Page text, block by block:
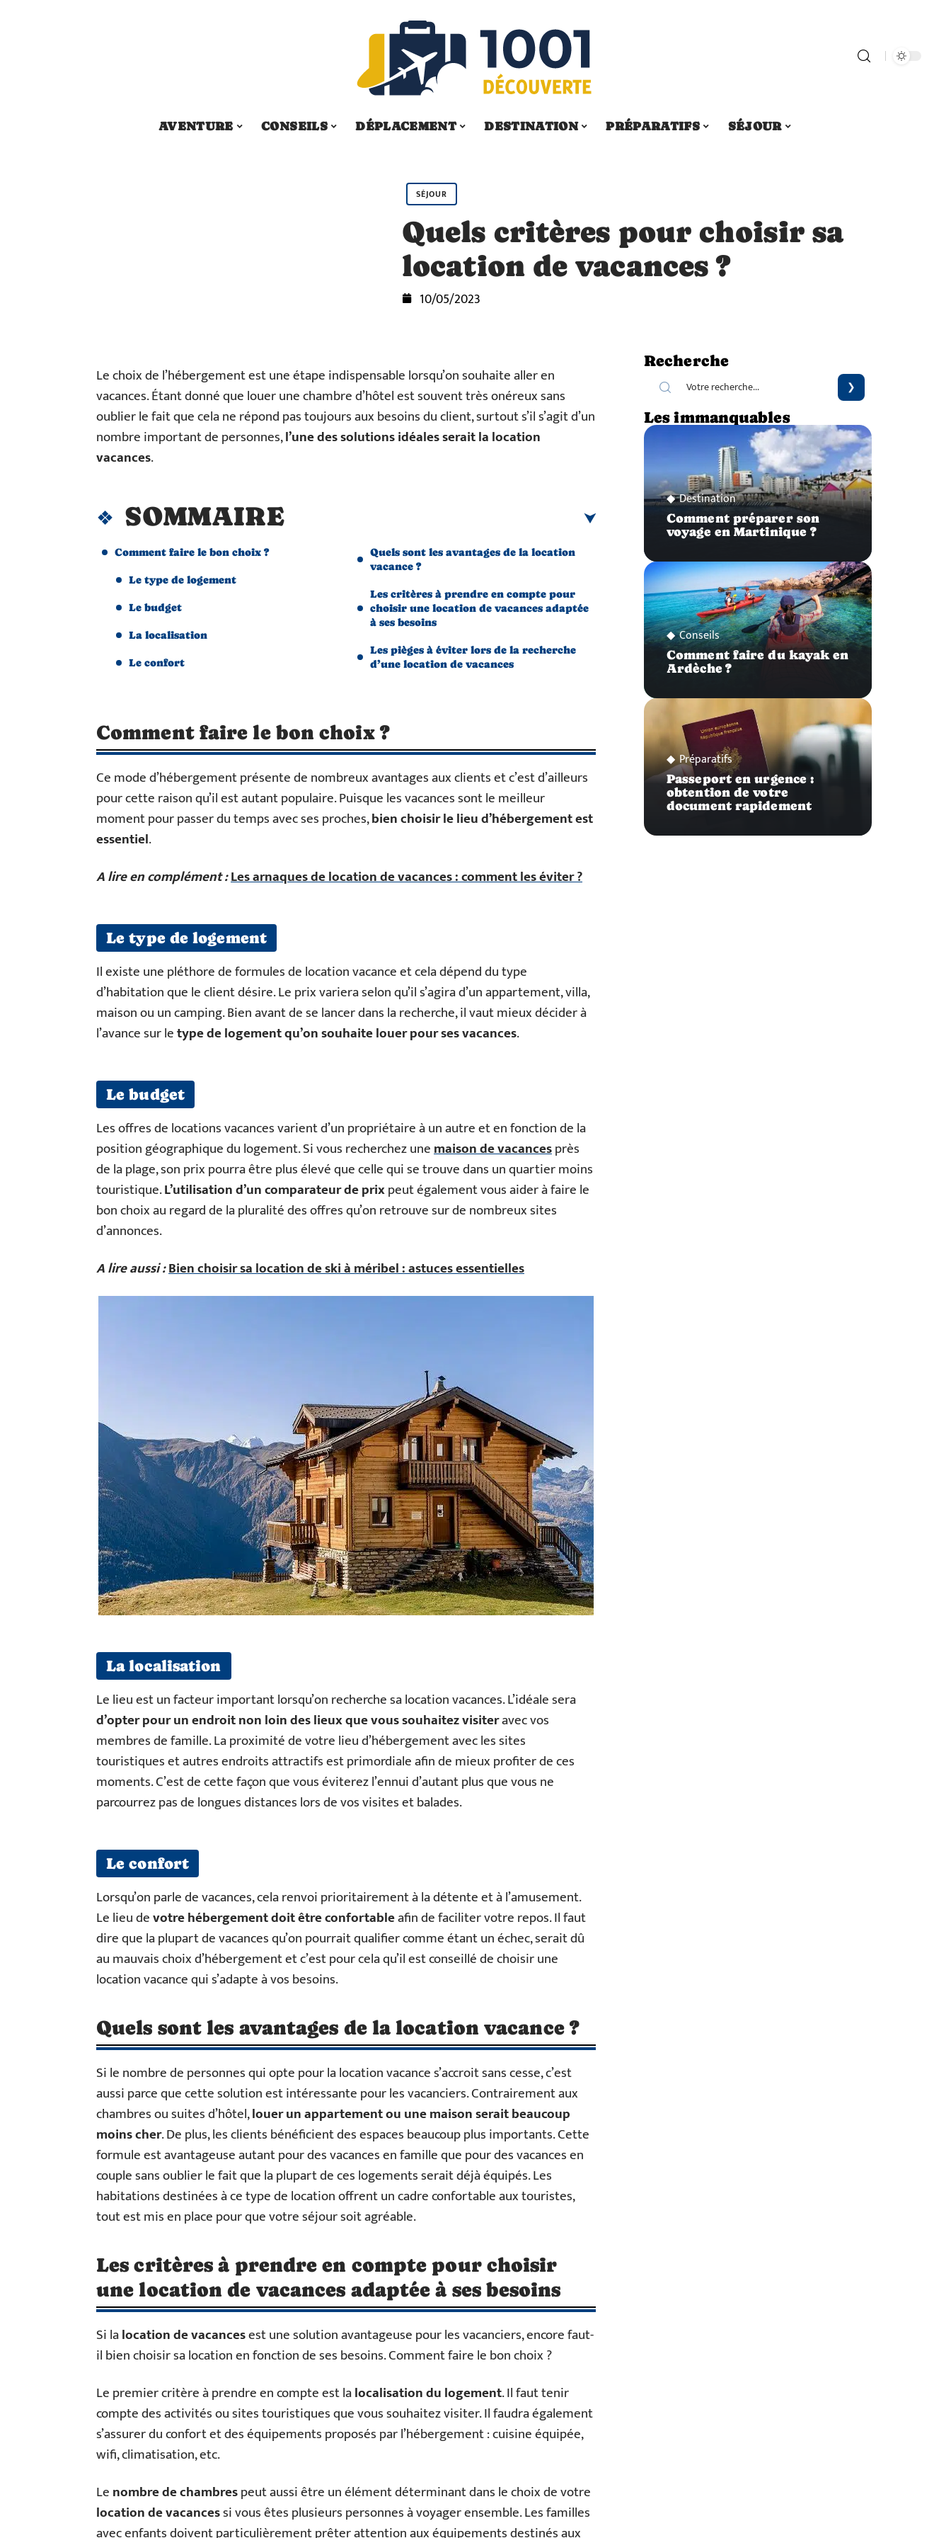
AVENTURE CONSEILS DÉPLACEMENT DESTINATION PRÉPARATIFS SÉJOUR
SÉJOUR
Quels critères pour choisir sa
location de vacances ?
10/05/2023
Le choix de l’hébergement est une étape indispensable lorsqu’on souhaite aller en
vacances. Étant donné que louer une chambre d’hôtel est souvent très onéreux sans
oublier le fait que cela ne répond pas toujours aux besoins du client, surtout s’il s’agit d’un
nombre important de personnes,l’une des solutions idéales serait la location
vacances.
SOMMAIRE
Comment faire le bon choix ?
Le type de logement
Le budget
La localisation
Le confort
Quels sont les avantages de la location
vacance ?
Les critères à prendre en compte pour
choisir une location de vacances adaptée
à ses besoins
Les pièges à éviter lors de la recherche
d’une location de vacances
Comment faire le bon choix ?
Ce mode d’hébergement présente de nombreux avantages aux clients et c’est d’ailleurs
pour cette raison qu’il est autant populaire. Puisque les vacances sont le meilleur
moment pour passer du temps avec ses proches,bien choisir le lieu d’hébergement est
essentiel.
A lire en complément :Les arnaques de location de vacances : comment les éviter ?
Le type de logement
Il existe une pléthore de formules de location vacance et cela dépend du type
d’habitation que le client désire. Le prix variera selon qu’il s’agira d’un appartement, villa,
maison ou un camping. Bien avant de se lancer dans la recherche, il vaut mieux décider à
l’avance sur letype de logement qu’on souhaite louer pour ses vacances.
Le budget
Les offres de locations vacances varient d’un propriétaire à un autre et en fonction de la
position géographique du logement. Si vous recherchez unemaison de vacancesprès
de la plage, son prix pourra être plus élevé que celle qui se trouve dans un quartier moins
touristique.L’utilisation d’un comparateur de prixpeut également vous aider à faire le
bon choix au regard de la pluralité des offres qu’on retrouve sur de nombreux sites
d’annonces.
A lire aussi :Bien choisir sa location de ski à méribel : astuces essentielles
La localisation
Le lieu est un facteur important lorsqu’on recherche sa location vacances. L’idéale sera
d’opter pour un endroit non loin des lieux que vous souhaitez visiteravec vos
membres de famille. La proximité de votre lieu d’hébergement avec les sites
touristiques et autres endroits attractifs est primordiale afin de mieux profiter de ces
moments. C’est de cette façon que vous éviterez l’ennui d’autant plus que vous ne
parcourrez pas de longues distances lors de vos visites et balades.
Le confort
Lorsqu’on parle de vacances, cela renvoi prioritairement à la détente et à l’amusement.
Le lieu devotre hébergement doit être confortableafin de faciliter votre repos. Il faut
dire que la plupart de vacances qu’on pourrait qualifier comme étant un échec, serait dû
au mauvais choix d’hébergement et c’est pour cela qu’il est conseillé de choisir une
location vacance qui s’adapte à vos besoins.
Quels sont les avantages de la location vacance ?
Si le nombre de personnes qui opte pour la location vacance s’accroit sans cesse, c’est
aussi parce que cette solution est intéressante pour les vacanciers. Contrairement aux
chambres ou suites d’hôtel,louer un appartement ou une maison serait beaucoup
moins cher. De plus, les clients bénéficient des espaces beaucoup plus importants. Cette
formule est avantageuse autant pour des vacances en famille que pour des vacances en
couple sans oublier le fait que la plupart de ces logements serait déjà équipés. Les
habitations destinées à ce type de location offrent un cadre confortable aux touristes,
tout est mis en place pour que votre séjour soit agréable.
Les critères à prendre en compte pour choisir
une location de vacances adaptée à ses besoins
Si lalocation de vacancesest une solution avantageuse pour les vacanciers, encore faut-
il bien choisir sa location en fonction de ses besoins. Comment faire le bon choix ?
Le premier critère à prendre en compte est lalocalisation du logement. Il faut tenir
compte des activités ou sites touristiques que vous souhaitez visiter. Il faudra également
s’assurer du confort et des équipements proposés par l’hébergement : cuisine équipée,
wifi, climatisation, etc.
Lenombre de chambrespeut aussi être un élément déterminant dans le choix de votre
location de vacancessi vous êtes plusieurs personnes à voyager ensemble. Les familles
avec enfants doivent particulièrement prêter attention aux équipements destinés aux
Recherche
Les immanquables
Destination
Comment préparer son
voyage en Martinique ?
Conseils
Comment faire du kayak en
Ardèche ?
Préparatifs
Passeport en urgence :
obtention de votre
document rapidement